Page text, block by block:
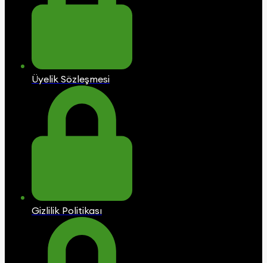
Üyelik Sözleşmesi
Gizlilik Politikası